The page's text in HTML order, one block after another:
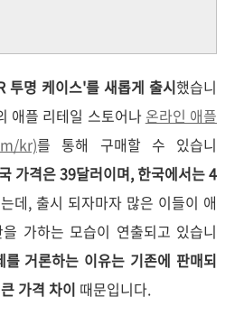
투명 케이스'를 새롭게 출시했습니
애플 리테일 스토어나 온라인 애플
kr)를 통해 구매할 수 있습니
가격은 39달러이며, 한국에서는 4
데, 출시 되자마자 많은 이들이 애
가하는 모습이 연출되고 있습니
거론하는 이유는 기존에 판매되
가격 차이 때문입니다.